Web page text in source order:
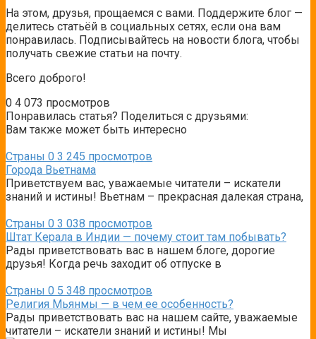
На этом, друзья, прощаемся с вами. Поддержите блог —
делитесь статьёй в социальных сетях, если она вам
понравилась. Подписывайтесь на новости блога, чтобы
получать свежие статьи на почту.
Всего доброго!
0 4 073 просмотров
Понравилась статья? Поделиться с друзьями:
Вам также может быть интересно
Страны 0 3 245 просмотров
Города Вьетнама
Приветствуем вас, уважаемые читатели – искатели
знаний и истины! Вьетнам – прекрасная далекая страна,
Страны 0 3 038 просмотров
Штат Керала в Индии — почему стоит там побывать?
Рады приветствовать вас в нашем блоге, дорогие
друзья! Когда речь заходит об отпуске в
Страны 0 5 348 просмотров
Религия Мьянмы — в чем ее особенность?
Рады приветствовать вас на нашем сайте, уважаемые
читатели – искатели знаний и истины! Мы